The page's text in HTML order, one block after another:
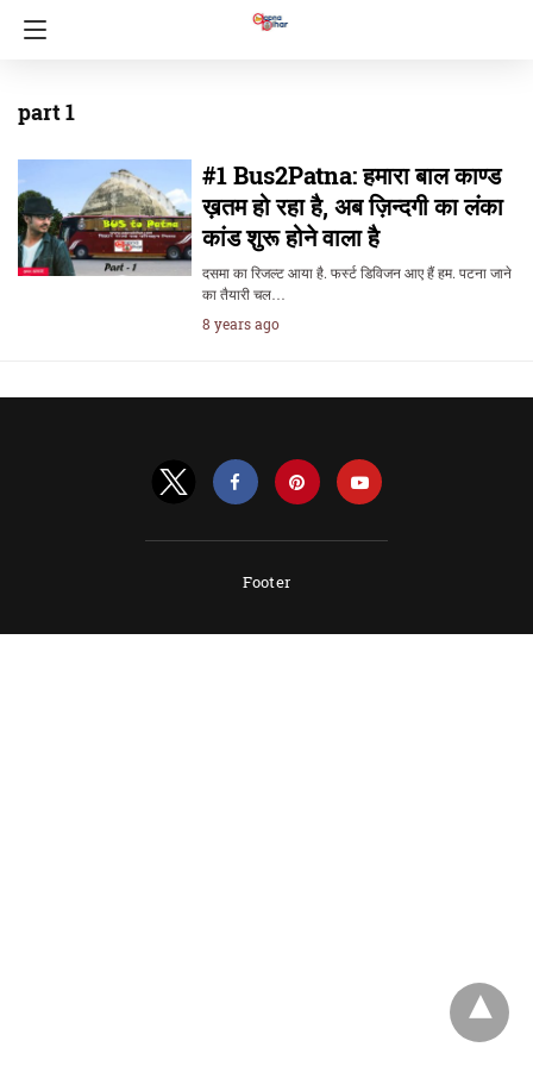
part 1
#1 Bus2Patna: हमारा बाल काण्ड
ख़तम हो रहा है, अब ज़िन्दगी का लंका
कांड शुरू होने वाला है
दसमा का रिजल्ट आया है. फर्स्ट डिविजन आए हैं हम. पटना जाने
का तैयारी चल…
8 years ago
Footer